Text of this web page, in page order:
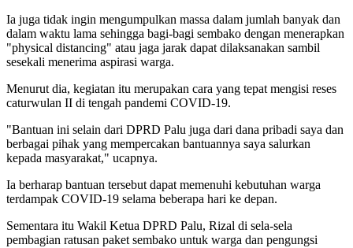
Ia juga tidak ingin mengumpulkan massa dalam jumlah banyak dan
dalam waktu lama sehingga bagi-bagi sembako dengan menerapkan
"physical distancing" atau jaga jarak dapat dilaksanakan sambil
sesekali menerima aspirasi warga.
Menurut dia, kegiatan itu merupakan cara yang tepat mengisi reses
caturwulan II di tengah pandemi COVID-19.
"Bantuan ini selain dari DPRD Palu juga dari dana pribadi saya dan
berbagai pihak yang mempercakan bantuannya saya salurkan
kepada masyarakat," ucapnya.
Ia berharap bantuan tersebut dapat memenuhi kebutuhan warga
terdampak COVID-19 selama beberapa hari ke depan.
Sementara itu Wakil Ketua DPRD Palu, Rizal di sela-sela
pembagian ratusan paket sembako untuk warga dan pengungsi